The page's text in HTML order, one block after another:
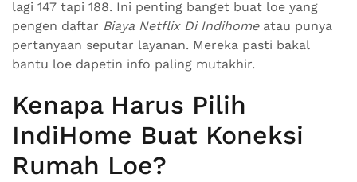
lagi 147 tapi 188. Ini penting banget buat loe yang
pengen daftar Biaya Netflix Di Indihomeatau punya
pertanyaan seputar layanan. Mereka pasti bakal
bantu loe dapetin info paling mutakhir.
Kenapa Harus Pilih
IndiHome Buat Koneksi
Rumah Loe?